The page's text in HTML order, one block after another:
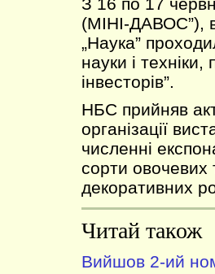
(МІНІ-ДАВОС”),
„Наука”
науки і
інвесторів”.
НБС прийняв
організації
численні
сорти овочевих
декоративних
Читай також
Вийшов 2-ий